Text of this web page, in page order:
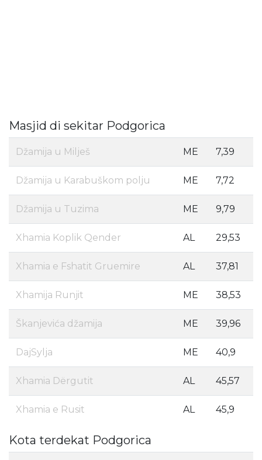
Masjid di sekitar Podgorica
Džamija u Milješ ME 7,39
Džamija u Karabuškom polju ME 7,72
Džamija u Tuzima ME 9,79
Xhamia Koplik Qender AL 29,53
Xhamia e Fshatit Gruemire AL 37,81
Xhamija Runjit ME 38,53
Škanjevića džamija ME 39,96
DajSylja ME 40,9
Xhamia Dërgutit AL 45,57
Xhamia e Rusit AL 45,9
Kota terdekat Podgorica